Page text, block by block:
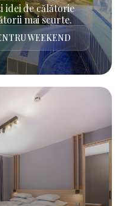
idei de călătorie
mai scurte.
WEEKEND